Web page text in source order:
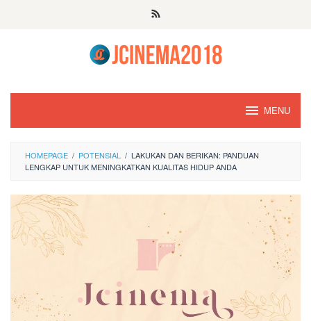
MENU
HOMEPAGE / POTENSIAL / LAKUKAN DAN BERIKAN: PANDUAN
LENGKAP UNTUK MENINGKATKAN KUALITAS HIDUP ANDA